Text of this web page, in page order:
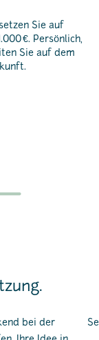
Sie auf
€. Persönlich,
Sie auf dem
bei der